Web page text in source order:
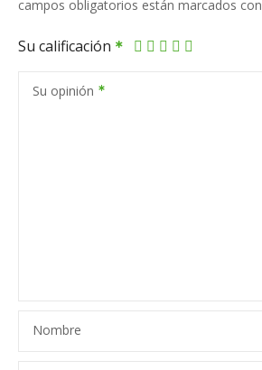
campos obligatorios están marcados con
Su calificación
Su opinión
Nombre